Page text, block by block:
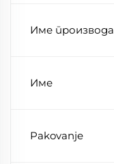
Име производа
Име
Pakovanje